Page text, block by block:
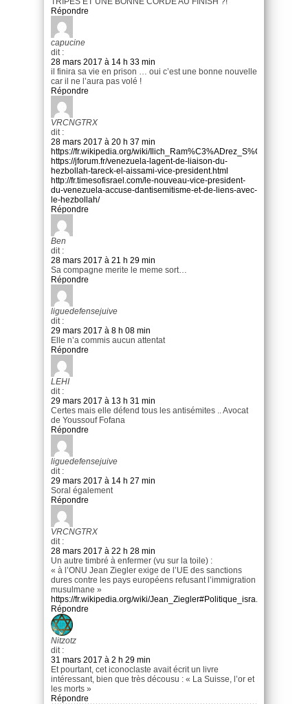
Répondre
capucine
dit :
28 mars 2017 à 14 h 33 min
il finira sa vie en prison … oui c’est une bonne nouvelle
car il ne l’aura pas volé !
Répondre
VRCNGTRX
dit :
28 mars 2017 à 20 h 37 min
https://fr.wikipedia.org/wiki/
https://jforum.fr/venezuela-lagent-de-liaison-du-
hezbollah-tareck-el-aissami-vice-president.html
http://fr.timesofisrael.com/le-nouveau-vice-president-
du-venezuela-accuse-dantisemitisme-et-de-liens-avec-
le-hezbollah/
Répondre
Ben
dit :
28 mars 2017 à 21 h 29 min
Sa compagne merite le meme sort…
Répondre
liguedefensejuive
dit :
29 mars 2017 à 8 h 08 min
Elle n’a commis aucun attentat
Répondre
LEHI
dit :
29 mars 2017 à 13 h 31 min
Certes mais elle défend tous les antisémites .. Avocat
de Youssouf Fofana
Répondre
liguedefensejuive
dit :
29 mars 2017 à 14 h 27 min
Soral également
Répondre
VRCNGTRX
dit :
28 mars 2017 à 22 h 28 min
Un autre timbré à enfermer (vu sur la toile) :
« à l’ONU Jean Ziegler exige de l’UE des sanctions
dures contre les pays européens refusant l’immigration
musulmane »
https://fr.wikipedia.org/wiki/Jean_Ziegler#Politique_isra.C3.A9lienne
Répondre
Nitzotz
dit :
31 mars 2017 à 2 h 29 min
Et pourtant, cet iconoclaste avait écrit un livre
intéressant, bien que très décousu : « La Suisse, l’or et
les morts »
Répondre